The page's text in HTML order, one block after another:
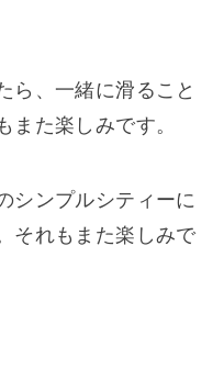
ら、一緒に滑ること
また楽しみです。
シンプルシティーに
それもまた楽しみで